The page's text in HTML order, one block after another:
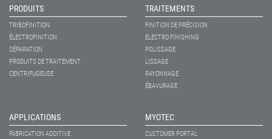
PRODUITS
TRIBOFINITION
ÉLECTROFINITION
SÉPARATION
PRODUITS DE TRAITEMENT
CENTRIFUGEUSE
TRAITEMENTS
FINITION DE PRÉCISION
ELECTRO FINISHING
POLISSAGE
LISSAGE
RAYONNAGE
ÉBAVURAGE
APPLICATIONS
FABRICATION ADDITIVE
MYOTEC
CUSTOMER PORTAL